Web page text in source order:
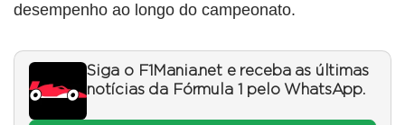
desempenho ao longo do campeonato.
Siga o F1Mania.net e receba as últimas
notícias da Fórmula 1 pelo WhatsApp.